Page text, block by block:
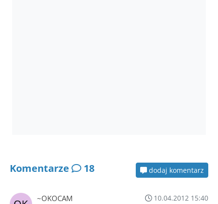
Komentarze 18 dodaj komentarz
~OKOCAM
10.04.2012 15:40